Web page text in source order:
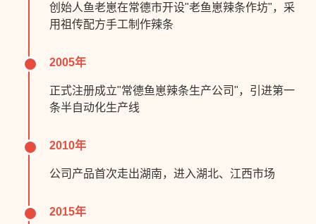
创始人鱼老崽在常德市开设"老鱼崽辣条作坊"，采
用祖传配方手工制作辣条
2005年
正式注册成立"常德鱼崽辣条生产公司"，引进第一
条半自动化生产线
2010年
公司产品首次走出湖南，进入湖北、江西市场
2015年